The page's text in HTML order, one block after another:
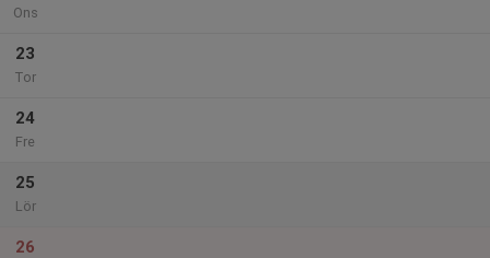
Ons
23
Tor
24
Fre
25
Lör
26